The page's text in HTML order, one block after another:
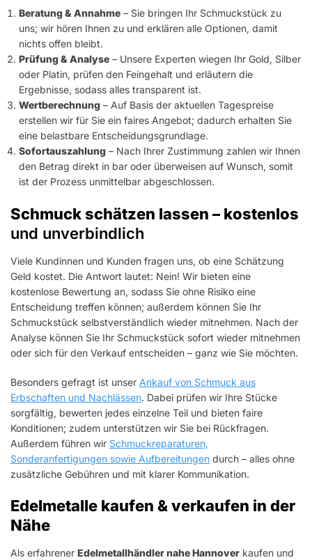
Beratung & Annahme – Sie bringen Ihr Schmuckstück zu
uns; wir hören Ihnen zu und erklären alle Optionen, damit
nichts offen bleibt.
Prüfung & Analyse – Unsere Experten wiegen Ihr Gold, Silber
oder Platin, prüfen den Feingehalt und erläutern die
Ergebnisse, sodass alles transparent ist.
Wertberechnung – Auf Basis der aktuellen Tagespreise
erstellen wir für Sie ein faires Angebot; dadurch erhalten Sie
eine belastbare Entscheidungsgrundlage.
Sofortauszahlung – Nach Ihrer Zustimmung zahlen wir Ihnen
den Betrag direkt in bar oder überweisen auf Wunsch, somit
ist der Prozess unmittelbar abgeschlossen.
Schmuck schätzen lassen – kostenlos
und unverbindlich
Viele Kundinnen und Kunden fragen uns, ob eine Schätzung
Geld kostet. Die Antwort lautet: Nein! Wir bieten eine
kostenlose Bewertung an, sodass Sie ohne Risiko eine
Entscheidung treffen können; außerdem können Sie Ihr
Schmuckstück selbstverständlich wieder mitnehmen. Nach der
Analyse können Sie Ihr Schmuckstück sofort wieder mitnehmen
oder sich für den Verkauf entscheiden – ganz wie Sie möchten.
Besonders gefragt ist unser Ankauf von Schmuck aus
Erbschaften und Nachlässen. Dabei prüfen wir Ihre Stücke
sorgfältig, bewerten jedes einzelne Teil und bieten faire
Konditionen; zudem unterstützen wir Sie bei Rückfragen.
Außerdem führen wir Schmuckreparaturen,
Sonderanfertigungen sowie Aufbereitungen durch – alles ohne
zusätzliche Gebühren und mit klarer Kommunikation.
Edelmetalle kaufen & verkaufen in der
Nähe
Als erfahrener Edelmetallhändler nahe Hannover kaufen und